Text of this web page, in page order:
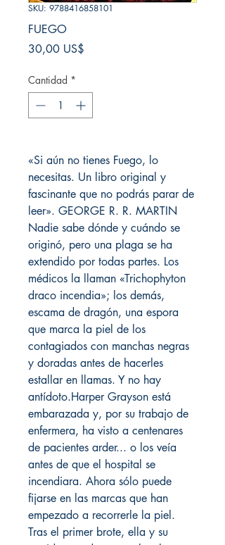
SKU: 9788416858101
FUEGO
30,00 US$
Cantidad *
«Si aún no tienes Fuego, lo
necesitas. Un libro original y
fascinante que no podrás parar de
leer». GEORGE R. R. MARTIN
Nadie sabe dónde y cuándo se
originó, pero una plaga se ha
extendido por todas partes. Los
médicos la llaman «Trichophyton
draco incendia»; los demás,
escama de dragón, una espora
que marca la piel de los
contagiados con manchas negras
y doradas antes de hacerles
estallar en llamas. Y no hay
antídoto.Harper Grayson está
embarazada y, por su trabajo de
enfermera, ha visto a centenares
de pacientes arder... o los veía
antes de que el hospital se
incendiara. Ahora sólo puede
fijarse en las marcas que han
empezado a recorrerle la piel.
Tras el primer brote, ella y su